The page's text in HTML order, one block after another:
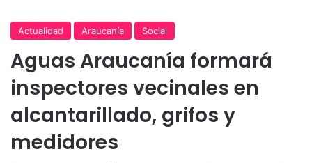
Actualidad Araucanía Social
Aguas Araucanía formará
inspectores vecinales en
alcantarillado, grifos y
medidores